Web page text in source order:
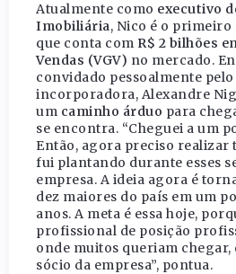
Atualmente como executivo
Imobiliária, Nico é o primeiro
que conta com R$ 2 bilhões
Vendas (VGV) no mercado.
convidado pessoalmente pelo
incorporadora, Alexandre
um caminho árduo para
se encontra. “Cheguei a um
Então, agora preciso realizar
fui plantando durante esses
empresa. A ideia agora é
dez maiores do país em um
anos. A meta é essa hoje,
profissional de posição
onde muitos queriam chegar,
sócio da empresa”, pontua.